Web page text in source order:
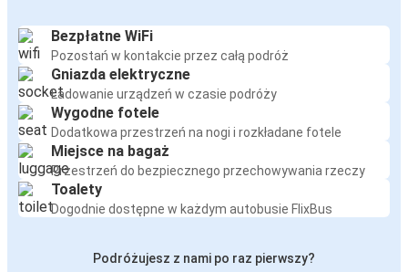
Bezpłatne WiFi
Pozostań w kontakcie przez całą podróż
Gniazda elektryczne
Ładowanie urządzeń w czasie podróży
Wygodne fotele
Dodatkowa przestrzeń na nogi i rozkładane fotele
Miejsce na bagaż
Przestrzeń do bezpiecznego przechowywania rzeczy
Toalety
Dogodnie dostępne w każdym autobusie FlixBus
Podróżujesz z nami po raz pierwszy?